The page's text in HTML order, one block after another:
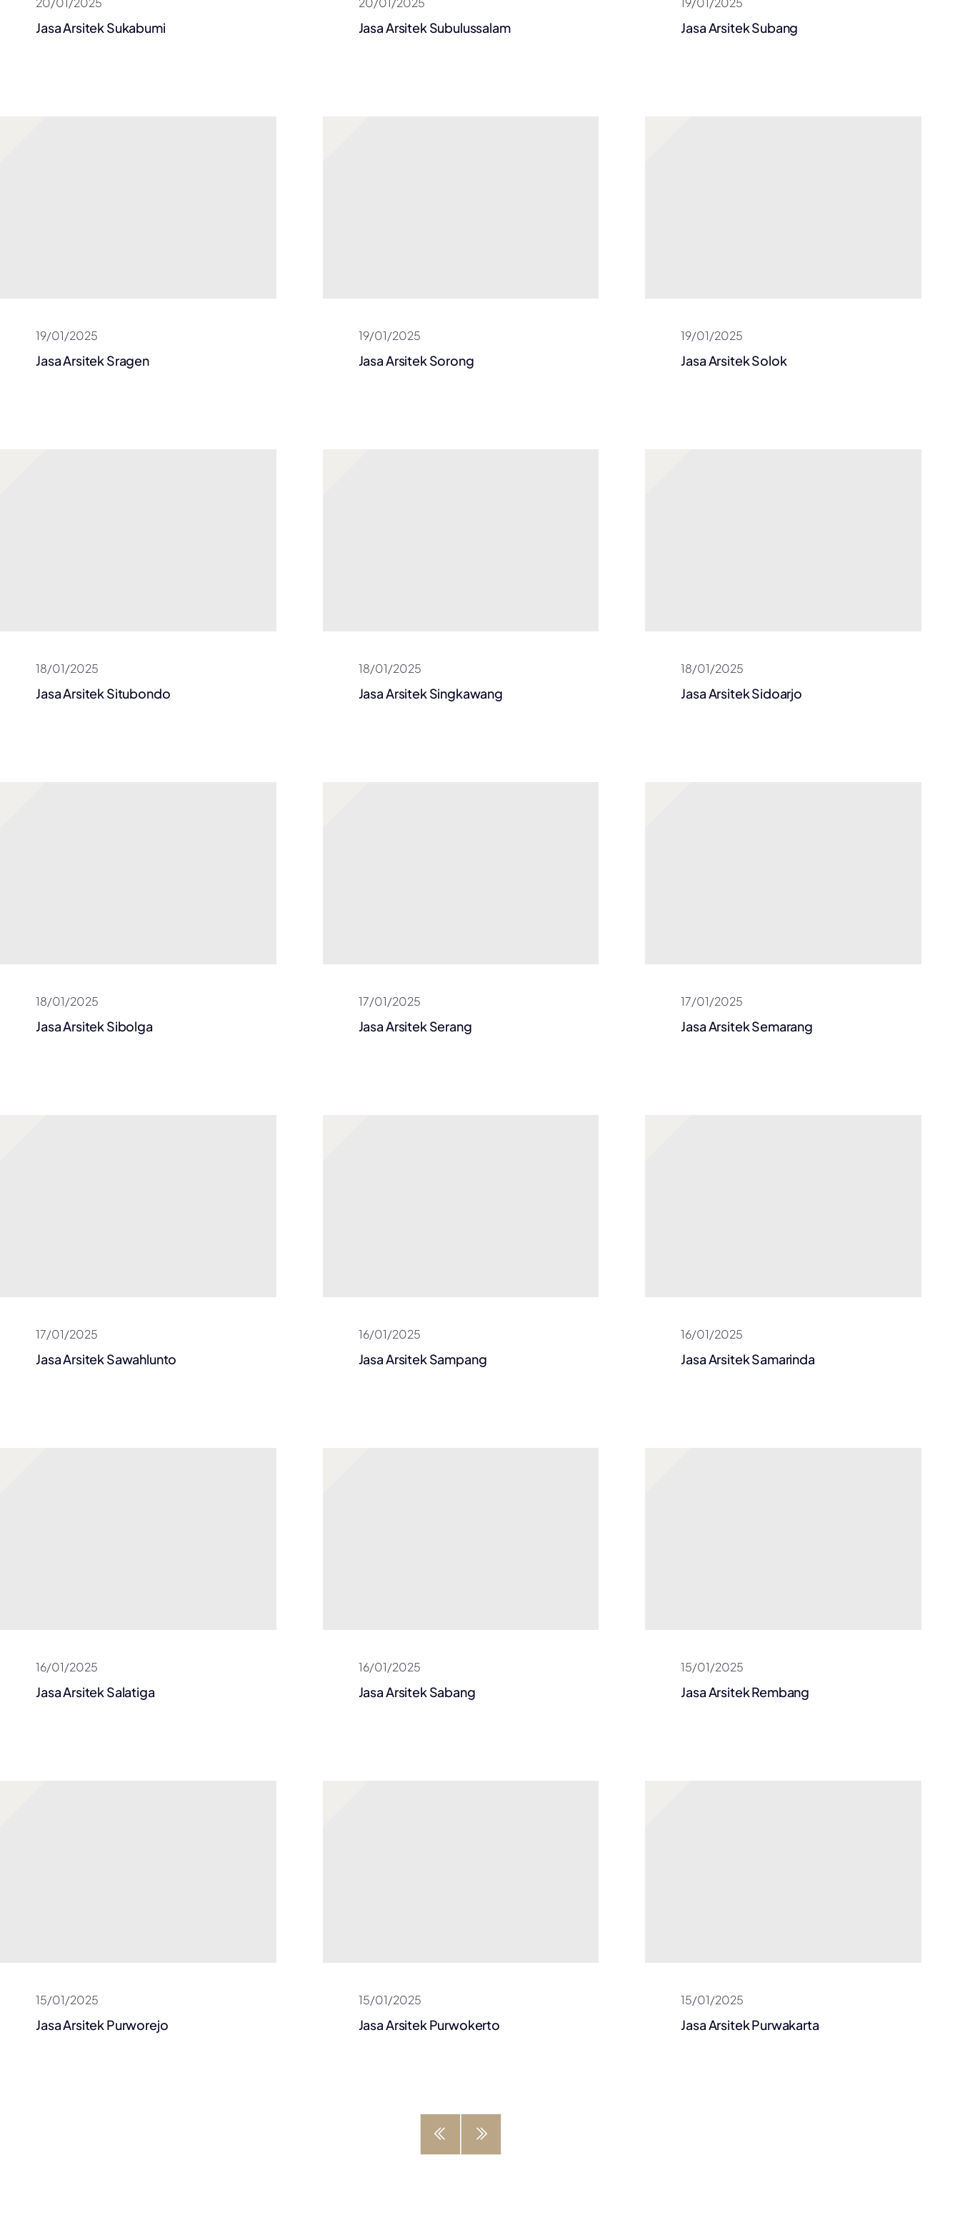
Jasa Arsitek Sukabumi Jasa Arsitek Subulussalam Jasa Arsitek Subang
19/01/2025
Jasa Arsitek Sragen
19/01/2025
Jasa Arsitek Sorong
19/01/2025
Jasa Arsitek Solok
18/01/2025
Jasa Arsitek Situbondo
18/01/2025
Jasa Arsitek Singkawang
18/01/2025
Jasa Arsitek Sidoarjo
18/01/2025
Jasa Arsitek Sibolga
17/01/2025
Jasa Arsitek Serang
17/01/2025
Jasa Arsitek Semarang
17/01/2025
Jasa Arsitek Sawahlunto
16/01/2025
Jasa Arsitek Sampang
16/01/2025
Jasa Arsitek Samarinda
16/01/2025
Jasa Arsitek Salatiga
16/01/2025
Jasa Arsitek Sabang
15/01/2025
Jasa Arsitek Rembang
15/01/2025
Jasa Arsitek Purworejo
15/01/2025
Jasa Arsitek Purwokerto
15/01/2025
Jasa Arsitek Purwakarta